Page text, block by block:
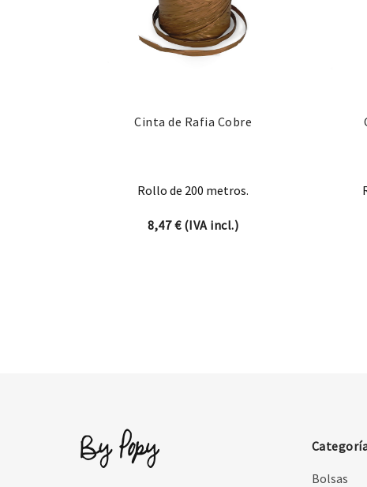
Cinta de Rafia Cobre
Rollo de 200 metros.
8,47€(IVA incl.)
Bolsas